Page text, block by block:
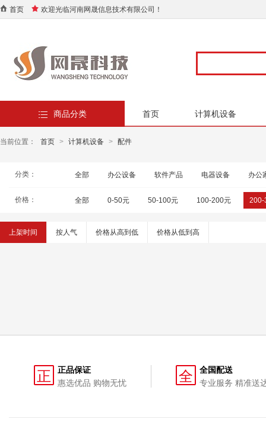
首页 欢迎光临河南网晟信息技术有限公司！
商品分类 首页 计算机设备
当前位置： 首页 > 计算机设备 > 配件
分类： 全部 办公设备 软件产品 电器设备 办公
价格： 全部 0-50元 50-100元 100-200元 200-
上架时间 按人气 价格从高到低 价格从低到高
正
正品保证
惠选优品 购物无忧
全
全国配送
专业服务 精准送